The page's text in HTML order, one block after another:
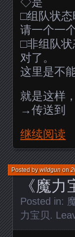
□组队状态
请一个一个
□非组队状
对了。
这里是不
就是这样
→传送到
继续阅读
《魔
Posted bywildgunon
Posted in:
力宝贝 .